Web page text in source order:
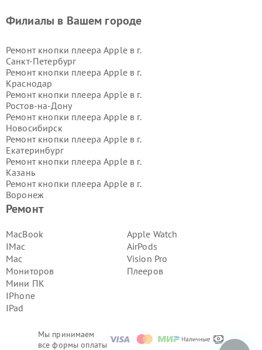
Мы принимаем
все формы оплаты
Ремонт
MacBook
IMac
Mac
Мониторов
Мини ПК
IPhone
IPad
Apple Watch
AirPods
Vision Pro
Плееров
Филиалы в Вашем городе
Ремонт кнопки плеера Apple в г.
Санкт-Петербург
Ремонт кнопки плеера Apple в г.
Краснодар
Ремонт кнопки плеера Apple в г.
Ростов-на-Дону
Ремонт кнопки плеера Apple в г.
Новосибирск
Ремонт кнопки плеера Apple в г.
Екатеринбург
Ремонт кнопки плеера Apple в г.
Казань
Ремонт кнопки плеера Apple в г.
Воронеж
Ремонт кнопки плеера Apple в г.
Ремонт кнопки плеера Apple в г.
Самара
Ремонт кнопки плеера Apple в г.
Пермь
Ремонт кнопки плеера Apple в г.
Красноярск
Ремонт кнопки плеера Apple в г.
Ижевск
Челябинск
Ремонт кнопки плеера Apple в г.